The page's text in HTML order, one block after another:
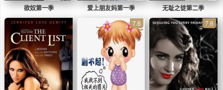
欲奴第一季 爱上朋友妈第一季 无耻之徒第二季
7.6 7.6